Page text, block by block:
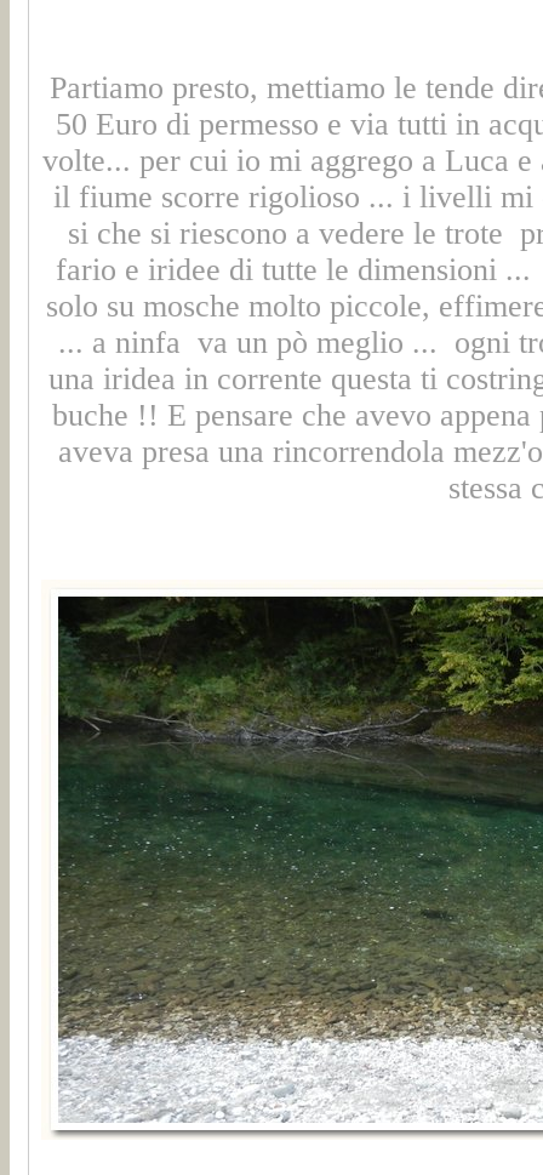
Partiamo presto, mettiamo le tende
50 Euro di permesso e via tutti in
volte... per cui io mi aggrego a Luca
il fiume scorre rigolioso ... i livelli mi
si che si riescono a vedere le trote
fario e iridee di tutte le dimensioni
solo su mosche molto piccole,
... a ninfa va un pò meglio ... ogni
una iridea in corrente questa ti
buche !! E pensare che avevo
aveva presa una rincorrendola
stessa